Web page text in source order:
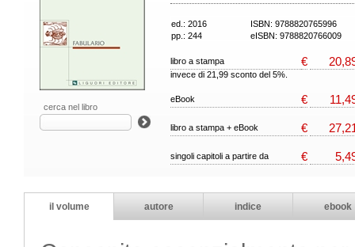
cerca nel libro
ed.: 2016
ISBN: 9788820765996
pp.: 244
eISBN: 9788820766009
libro a stampa €
invece di 21,99 sconto del 5%.
eBook €
libro a stampa + eBook €
singoli capitoli a partire da €
il volume autore indice ebook